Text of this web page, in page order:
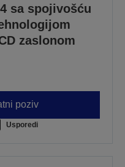
sa spojivošću
zaslonom
poziv
Usporedi